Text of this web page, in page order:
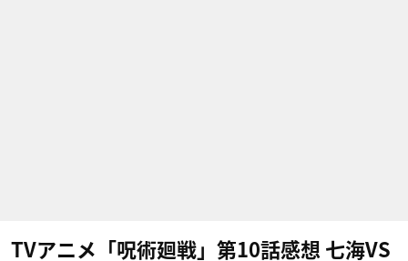
TVアニメ「呪術廻戦」第10話感想 七海VS